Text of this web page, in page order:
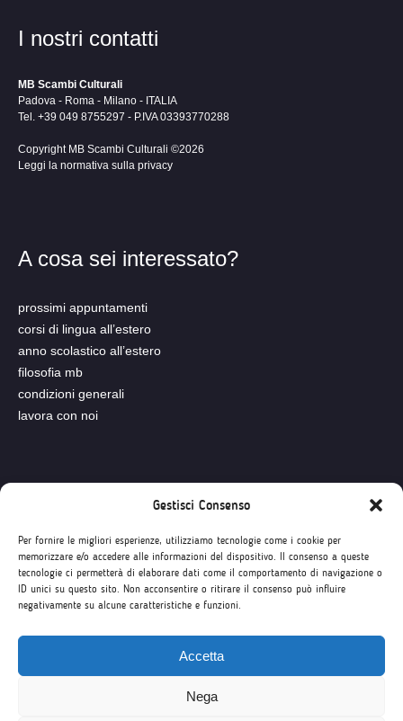
Gestisci Consenso
Per fornire le migliori esperienze, utilizziamo tecnologie come i cookie per
memorizzare e/o accedere alle informazioni del dispositivo. Il consenso a queste
tecnologie ci permetterà di elaborare dati come il comportamento di navigazione o
ID unici su questo sito. Non acconsentire o ritirare il consenso può influire
negativamente su alcune caratteristiche e funzioni.
Accetta
Nega
I nostri contatti
MB Scambi Culturali
Padova - Roma - Milano - ITALIA
Tel. +39 049 8755297 - P.IVA 03393770288
Copyright MB Scambi Culturali ©2026
Leggi la normativa sulla privacy
A cosa sei interessato?
prossimi appuntamenti
corsi di lingua all’estero
anno scolastico all’estero
filosofia mb
condizioni generali
lavora con noi